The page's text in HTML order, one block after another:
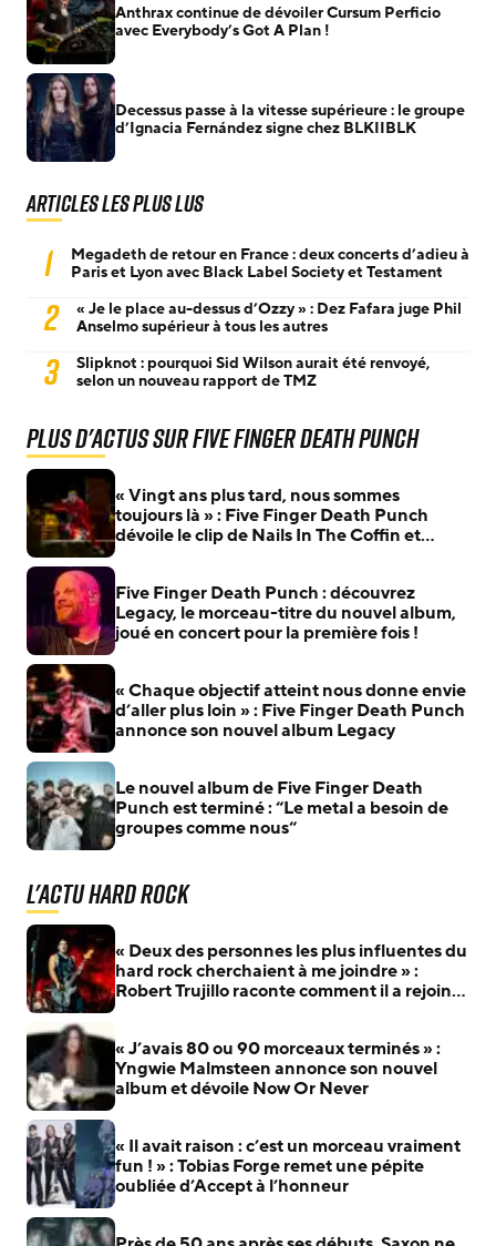
Anthrax continue de dévoiler Cursum Perficio
avec Everybody’s Got A Plan !
Decessus passe à la vitesse supérieure : le groupe
d’Ignacia Fernández signe chez BLKIIBLK
Articles les plus lus
1
Megadeth de retour en France : deux concerts d’adieu à
Paris et Lyon avec Black Label Society et Testament
2
« Je le place au-dessus d’Ozzy » : Dez Fafara juge Phil
Anselmo supérieur à tous les autres
3
Slipknot : pourquoi Sid Wilson aurait été renvoyé,
selon un nouveau rapport de TMZ
Plus d'actus sur Five Finger Death Punch
« Vingt ans plus tard, nous sommes
toujours là » : Five Finger Death Punch
dévoile le clip de Nails In The Coffin et
Five Finger Death Punch : découvrez
Legacy, le morceau-titre du nouvel album,
joué en concert pour la première fois !
« Chaque objectif atteint nous donne envie
d’aller plus loin » : Five Finger Death Punch
annonce son nouvel album Legacy
Le nouvel album de Five Finger Death
Punch est terminé : “Le metal a besoin de
groupes comme nous“
L'actu Hard Rock
« Deux des personnes les plus influentes du
hard rock cherchaient à me joindre » :
Robert Trujillo raconte comment il a rejoint
« J’avais 80 ou 90 morceaux terminés » :
Yngwie Malmsteen annonce son nouvel
album et dévoile Now Or Never
« Il avait raison : c’est un morceau vraiment
fun ! » : Tobias Forge remet une pépite
oubliée d’Accept à l’honneur